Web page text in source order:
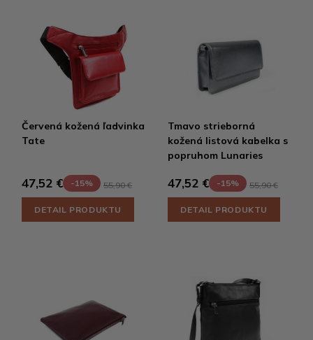
Červená kožená ľadvinka
Tate
47,52 € -15% 55,90 €
DETAIL PRODUKTU
Tmavo strieborná
kožená listová kabelka s
popruhom Lunaries
47,52 € -15% 55,90 €
DETAIL PRODUKTU